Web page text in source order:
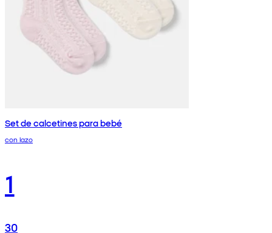
Set de calcetines para bebé
con lazo
1
30